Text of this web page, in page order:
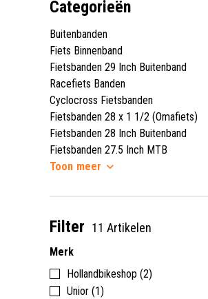
Categorieën
Buitenbanden
Fiets Binnenband
Fietsbanden 29 Inch Buitenband
Racefiets Banden
Cyclocross Fietsbanden
Fietsbanden 28 x 1 1/2 (Omafiets)
Fietsbanden 28 Inch Buitenband
Fietsbanden 27.5 Inch MTB
Toon meer
Filter 11 Artikelen
Merk
Hollandbikeshop (2)
Unior (1)